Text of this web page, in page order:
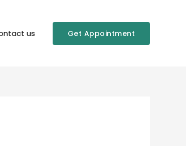
us Get Appointment